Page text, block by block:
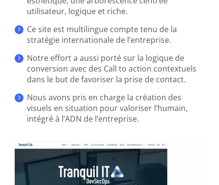
utilisateur, logique et riche.
Ce site est multilingue compte tenu de la
stratégie internationale de l’entreprise.
Notre effort a aussi porté sur la logique de
conversion avec des Call to action contextuels
dans le but de favoriser la prise de contact.
Nous avons pris en charge la création des
visuels en situation pour valoriser l’humain,
intégré à l’ADN de l’entreprise.